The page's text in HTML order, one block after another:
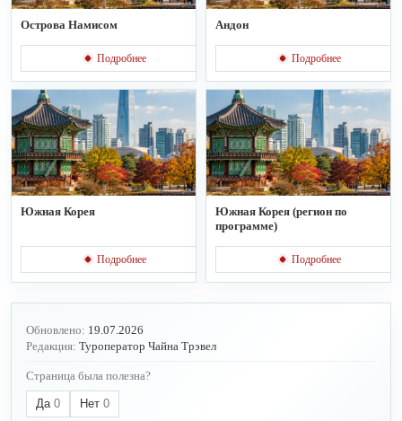
Острова Намисом
Подробнее
Андон
Подробнее
Южная Корея
Подробнее
Южная Корея (регион по
программе)
Подробнее
Обновлено: 19.07.2026
Редакция: Туроператор Чайна Трэвел
Страница была полезна?
Да 0 Нет 0